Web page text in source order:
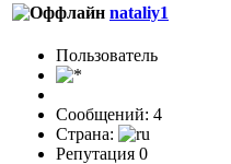
nataliy1
Пользователь
Сообщений: 4
Страна:
Репутация 0